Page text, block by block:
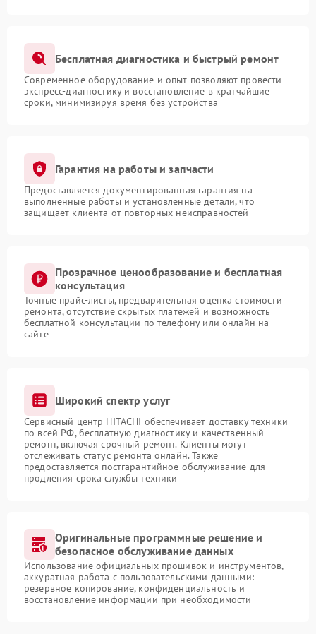
Бесплатная диагностика и быстрый ремонт
Современное оборудование и опыт позволяют провести
экспресс-диагностику и восстановление в кратчайшие
сроки, минимизируя время без устройства
Гарантия на работы и запчасти
Предоставляется документированная гарантия на
выполненные работы и установленные детали, что
защищает клиента от повторных неисправностей
Прозрачное ценообразование и бесплатная
консультация
Точные прайс-листы, предварительная оценка стоимости
ремонта, отсутствие скрытых платежей и возможность
бесплатной консультации по телефону или онлайн на
сайте
Широкий спектр услуг
Сервисный центр HITACHI обеспечивает доставку техники
по всей РФ, бесплатную диагностику и качественный
ремонт, включая срочный ремонт. Клиенты могут
отслеживать статус ремонта онлайн. Также
предоставляется постгарантийное обслуживание для
продления срока службы техники
Оригинальные программные решение и
безопасное обслуживание данных
Использование официальных прошивок и инструментов,
аккуратная работа с пользовательскими данными:
резервное копирование, конфиденциальность и
восстановление информации при необходимости